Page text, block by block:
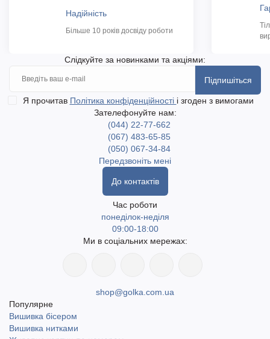
Надійність
Більше 10 років досвіду роботи
Слідкуйте за новинками та акціями:
Підпишіться
Я прочитав Політика конфіденційності і згоден з вимогами
Зателефонуйте нам:
(044) 22-77-662
(067) 483-65-85
(050) 067-34-84
Передзвоніть мені
До контактів
Час роботи
понеділок-неділя
09:00-18:00
Ми в соціальних мережах:
shop@golka.com.ua
Популярне
Вишивка бісером
Вишивка нитками